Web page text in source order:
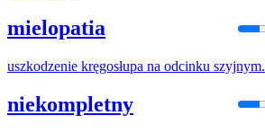
mielopatia
uszkodzenie kręgosłupa na odcinku szyjnym.
niekompletny